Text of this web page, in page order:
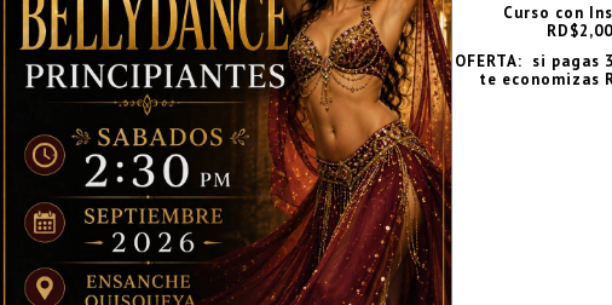
Curso con
OFERTA: si pagas
te economizas